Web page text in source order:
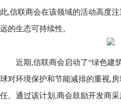
此,信联商会在该领域的活动高度
远的生态可持续性。
近期,信联商会启动了“绿色建
球对环境保护和节能减排的重视,
任。通过该计划,商会鼓励开发商